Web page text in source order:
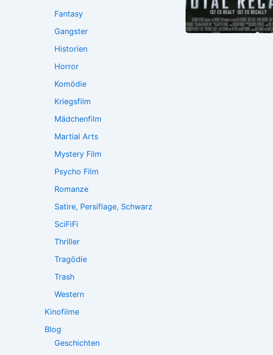
Fantasy
Gangster
Historien
Horror
Komödie
Kriegsfilm
Mädchenfilm
Martial Arts
Mystery Film
Psycho Film
Romanze
Satire, Persiflage, Schwarz
SciFiFi
Thriller
Tragödie
Trash
Western
Kinofilme
Blog
Geschichten